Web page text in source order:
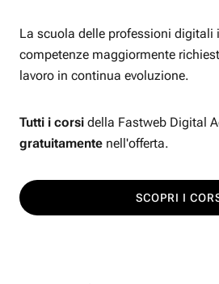
La scuola delle professioni digitali
competenze maggiormente
lavoro in continua evoluzione.
Tutti i corsi della Fastweb Digital
gratuitamente nell'offerta.
SCOPRI I